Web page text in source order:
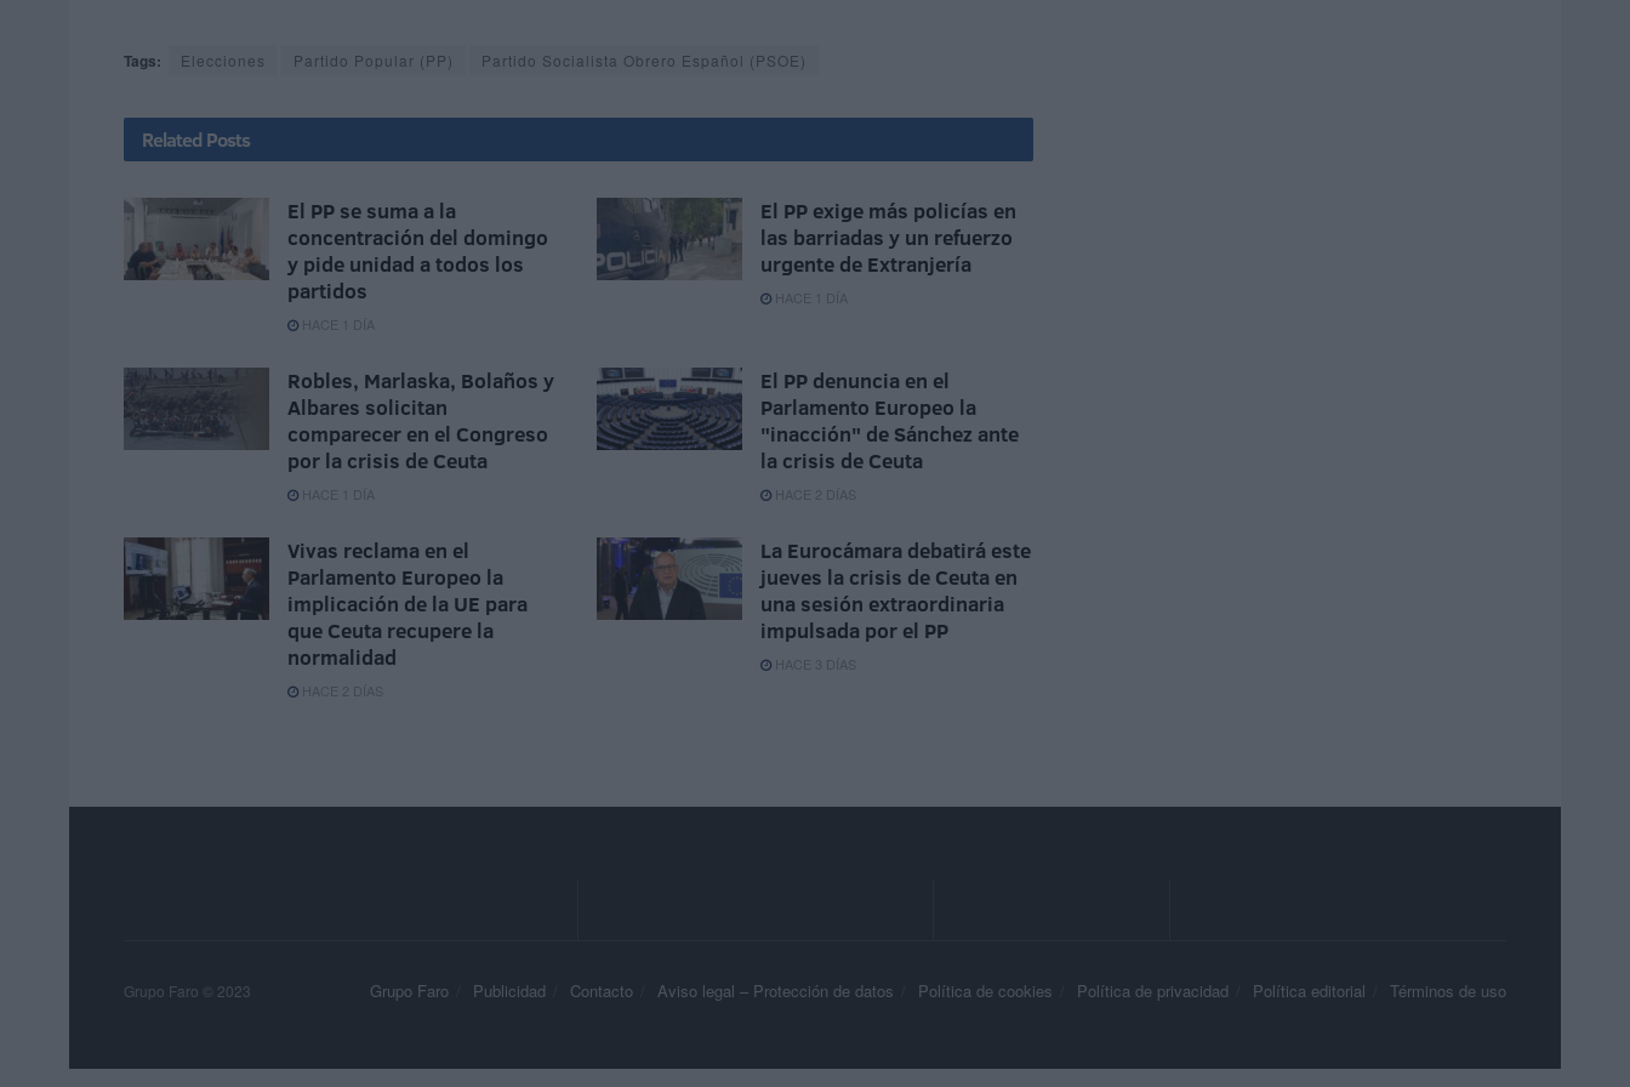
Tags: Elecciones Partido Popular (PP) Partido Socialista Obrero Español (PSOE)
Related Posts
El PP se suma a la
concentración del domingo
y pide unidad a todos los
partidos
HACE 1 DÍA
El PP exige más policías en
las barriadas y un refuerzo
urgente de Extranjería
HACE 1 DÍA
Robles, Marlaska, Bolaños y
Albares solicitan
comparecer en el Congreso
por la crisis de Ceuta
HACE 1 DÍA
El PP denuncia en el
Parlamento Europeo la
"inacción" de Sánchez ante
la crisis de Ceuta
HACE 2 DÍAS
Vivas reclama en el
Parlamento Europeo la
implicación de la UE para
que Ceuta recupere la
normalidad
HACE 2 DÍAS
La Eurocámara debatirá este
jueves la crisis de Ceuta en
una sesión extraordinaria
impulsada por el PP
HACE 3 DÍAS
Grupo Faro Publicidad Contacto Aviso legal – Protección de datos Política de cookies Política de privacidad Política editorial Términos de uso
Grupo Faro © 2023